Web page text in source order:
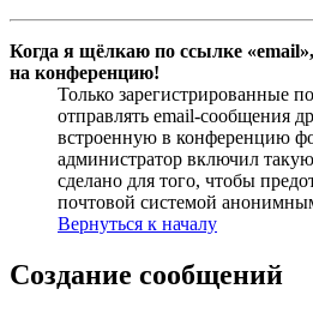
Когда я щёлкаю по ссылке
на конференцию!
Только зарегистрированные
отправлять email-сообщения
встроенную в конференцию
администратор включил
сделано для того, чтобы
почтовой системой
Вернуться к началу
Создание сообщений